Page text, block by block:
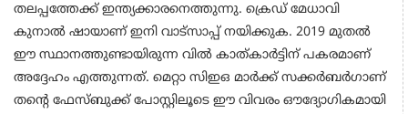
തലപ്പത്തേക്ക് ഇന്ത്യക്കാരനെത്തുന്നു. ക്രെഡ് മേധാവി
കുനാൽ ഷായാണ് ഇനി വാട്സാപ്പ് നയിക്കുക. 2019 മുതൽ
ഈ സ്ഥാനത്തുണ്ടായിരുന്ന വിൽ കാത്കാർട്ടിന് പകരമാണ്
അദ്ദേഹം എത്തുന്നത്. മെറ്റാ സിഇഒ മാർക്ക് സക്കർബർഗാണ്
തന്റെ ഫേസ്ബുക്ക് പോസ്റ്റിലൂടെ ഈ വിവരം ഔദ്യോഗികമായി